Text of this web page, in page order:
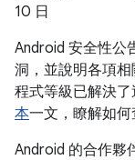
10 日
Android 安全性公
洞，並說明各項
程式等級已解決
本一文，瞭解如何
Android 的合作夥